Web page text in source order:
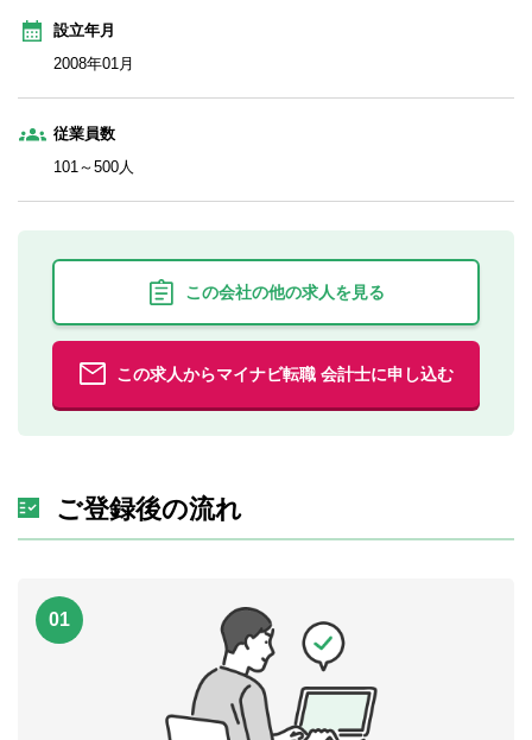
設立年月
2008年01月
従業員数
101～500人
この会社の他の求人を見る
この求人からマイナビ転職 会計士に申し込む
ご登録後の流れ
01